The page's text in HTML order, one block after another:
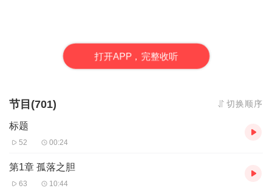
打开APP，完整收听
节目(701) 切换顺序
标题
52 00:24
第1章 孤落之胆
63 10:44